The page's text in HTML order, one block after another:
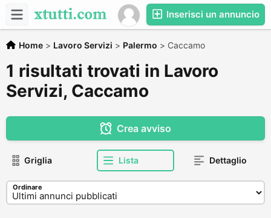
Inserisci un annuncio
Home > Lavoro Servizi > Palermo > Caccamo
1 risultati trovati in Lavoro
Servizi, Caccamo
Crea avviso
Griglia Lista Dettaglio
Ordinare